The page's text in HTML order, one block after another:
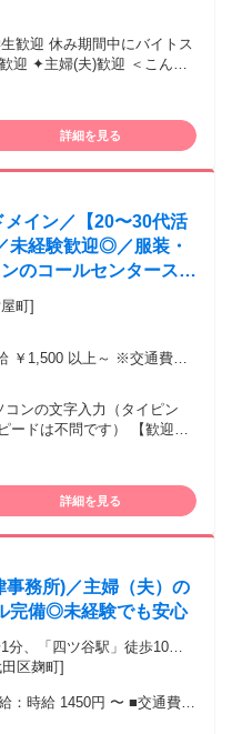
人も公開中です。1企業成約
分だけ収入に反映されま
歓迎 休み期間中にバイトス
婦(夫)歓迎 ＜こんな
たい方 ・人材業界に興味が
せま
ウンド経験 コールセンター
る方も そのコミュニケーシ
￣￣￣ 前の職場をスグに辞
サポート体制が整っている
特徴です！ 相談・フィード
を常に改善してます！
詳細を見る
イン／【20〜30代活
未経験歓迎◎／服装・
のコールセンタースタ
町]
不問です） 【歓迎す
みなさん歓迎です。 * 人と
* ハローワーク等で求職中
経験、接客・販売の経験が
詳細を見る
事務所)／主婦（夫）の
完備◎未経験でも安心
分、「四ツ谷駅」徒歩10
区麹町]
1450円 〜 ■交通費支